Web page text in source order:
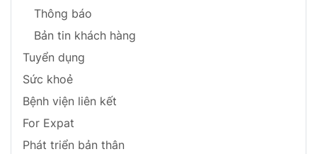
Thông báo
Bản tin khách hàng
Tuyển dụng
Sức khoẻ
Bệnh viện liên kết
For Expat
Phát triển bản thân